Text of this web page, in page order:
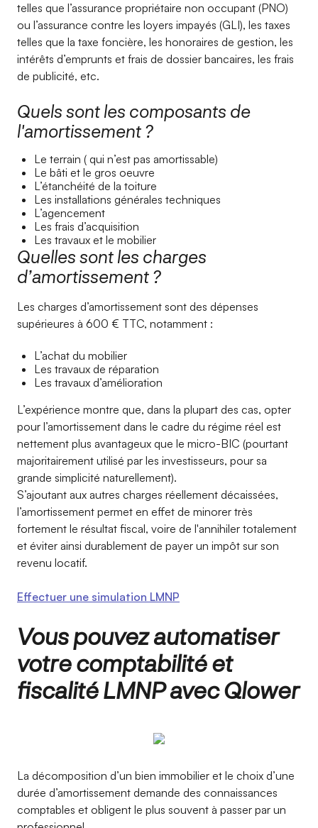
telles que l’assurance propriétaire non occupant (PNO)
ou l’assurance contre les loyers impayés (GLI), les taxes
telles que la taxe foncière, les honoraires de gestion, les
intérêts d’emprunts et frais de dossier bancaires, les frais
de publicité, etc.
Quels sont les composants de
l'amortissement ?
Le terrain ( qui n’est pas amortissable)
Le bâti et le gros oeuvre
L’étanchéité de la toiture
Les installations générales techniques
L’agencement
Les frais d’acquisition
Les travaux et le mobilier
Quelles sont les charges
d’amortissement ?
Les charges d’amortissement sont des dépenses
supérieures à 600 € TTC, notamment :
L’achat du mobilier
Les travaux de réparation
Les travaux d’amélioration
L’expérience montre que, dans la plupart des cas, opter
pour l’amortissement dans le cadre du régime réel est
nettement plus avantageux que le micro-BIC (pourtant
majoritairement utilisé par les investisseurs, pour sa
grande simplicité naturellement).
S’ajoutant aux autres charges réellement décaissées,
l’amortissement permet en effet de minorer très
fortement le résultat fiscal, voire de l'annihiler totalement
et éviter ainsi durablement de payer un impôt sur son
revenu locatif.
Effectuer une simulation LMNP
Vous pouvez automatiser
votre comptabilité et
fiscalité LMNP avec Qlower
La décomposition d’un bien immobilier et le choix d’une
durée d’amortissement demande des connaissances
comptables et obligent le plus souvent à passer par un